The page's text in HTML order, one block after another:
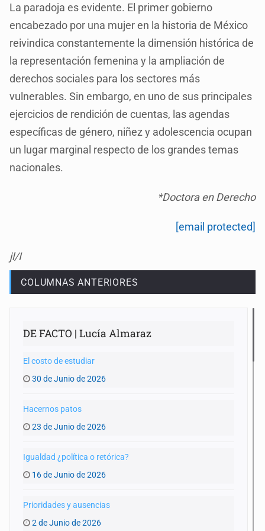
La paradoja es evidente. El primer gobierno
encabezado por una mujer en la historia de México
reivindica constantemente la dimensión histórica de
la representación femenina y la ampliación de
derechos sociales para los sectores más
vulnerables. Sin embargo, en uno de sus principales
ejercicios de rendición de cuentas, las agendas
específicas de género, niñez y adolescencia ocupan
un lugar marginal respecto de los grandes temas
nacionales.
*Doctora en Derecho
[email protected]
jl/I
COLUMNAS ANTERIORES
DE FACTO | Lucía Almaraz
El costo de estudiar
30 de Junio de 2026
Hacernos patos
23 de Junio de 2026
Igualdad ¿política o retórica?
16 de Junio de 2026
Prioridades y ausencias
2 de Junio de 2026